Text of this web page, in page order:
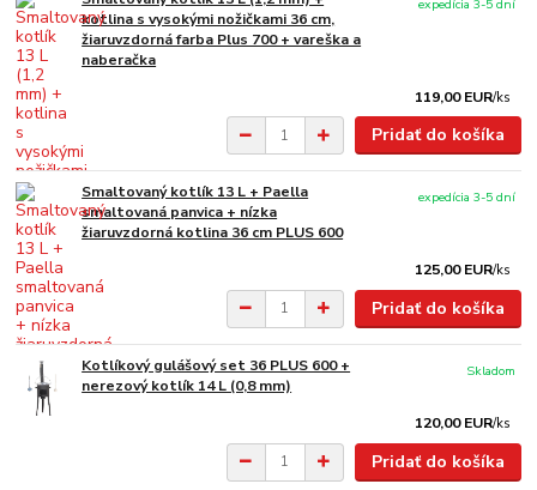
kotlina s vysokými nožičkami 36 cm,
žiaruvzdorná farba Plus 700 + vareška a
naberačka
119,00 EUR/ks
expedícia 3-5 dní
Pridať do košíka
Smaltovaný kotlík 13 L + Paella
smaltovaná panvica + nízka
žiaruvzdorná kotlina 36 cm PLUS 600
125,00 EUR/ks
expedícia 3-5 dní
Pridať do košíka
Kotlíkový gulášový set 36 PLUS 600 +
nerezový kotlík 14 L (0,8 mm)
120,00 EUR/ks
Skladom
Pridať do košíka